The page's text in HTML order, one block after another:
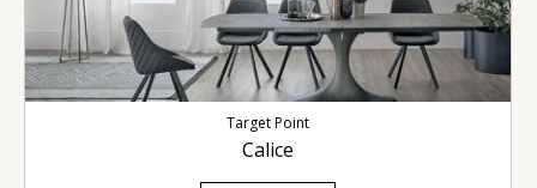
Target Point
Calice